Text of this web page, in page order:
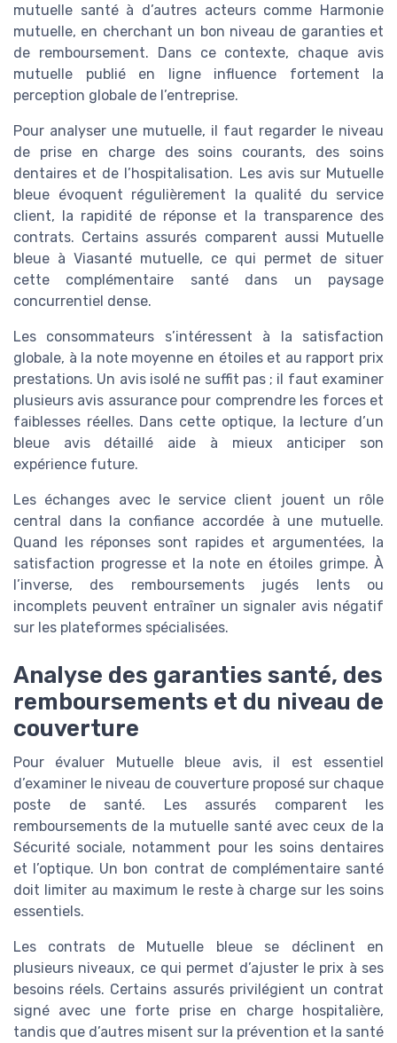
mutuelle santé à d’autres acteurs comme Harmonie
mutuelle, en cherchant un bon niveau de garanties et
de remboursement. Dans ce contexte, chaque avis
mutuelle publié en ligne influence fortement la
perception globale de l’entreprise.
Pour analyser une mutuelle, il faut regarder le niveau
de prise en charge des soins courants, des soins
dentaires et de l’hospitalisation. Les avis sur Mutuelle
bleue évoquent régulièrement la qualité du service
client, la rapidité de réponse et la transparence des
contrats. Certains assurés comparent aussi Mutuelle
bleue à Viasanté mutuelle, ce qui permet de situer
cette complémentaire santé dans un paysage
concurrentiel dense.
Les consommateurs s’intéressent à la satisfaction
globale, à la note moyenne en étoiles et au rapport prix
prestations. Un avis isolé ne suffit pas ; il faut examiner
plusieurs avis assurance pour comprendre les forces et
faiblesses réelles. Dans cette optique, la lecture d’un
bleue avis détaillé aide à mieux anticiper son
expérience future.
Les échanges avec le service client jouent un rôle
central dans la confiance accordée à une mutuelle.
Quand les réponses sont rapides et argumentées, la
satisfaction progresse et la note en étoiles grimpe. À
l’inverse, des remboursements jugés lents ou
incomplets peuvent entraîner un signaler avis négatif
sur les plateformes spécialisées.
Analyse des garanties santé, des
remboursements et du niveau de
couverture
Pour évaluer Mutuelle bleue avis, il est essentiel
d’examiner le niveau de couverture proposé sur chaque
poste de santé. Les assurés comparent les
remboursements de la mutuelle santé avec ceux de la
Sécurité sociale, notamment pour les soins dentaires
et l’optique. Un bon contrat de complémentaire santé
doit limiter au maximum le reste à charge sur les soins
essentiels.
Les contrats de Mutuelle bleue se déclinent en
plusieurs niveaux, ce qui permet d’ajuster le prix à ses
besoins réels. Certains assurés privilégient un contrat
signé avec une forte prise en charge hospitalière,
tandis que d’autres misent sur la prévention et la santé